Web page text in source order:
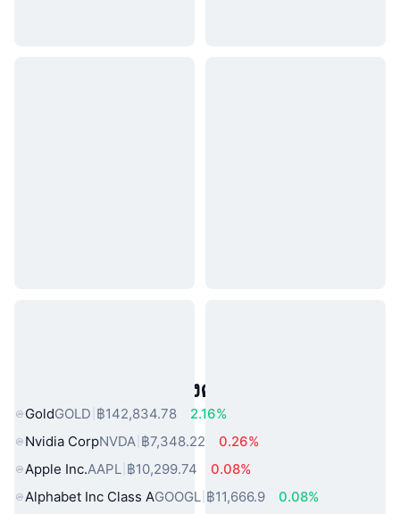
สินทรัพย์ในโลกแห่งความจริงยอดนิยม
GoldGOLD ฿142,834.78
2.16%
Nvidia CorpNVDA ฿7,348.22
0.26%
Apple Inc.AAPL ฿10,299.74
0.08%
Alphabet Inc Class AGOOGL ฿11,666.9
0.08%